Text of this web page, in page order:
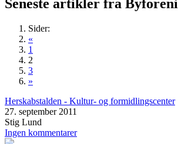
Seneste artikler fra
Sider:
«
1
2
3
»
Herskabstalden - Kultur- og formidlingscenter
27. september 2011
Stig Lund
Ingen kommentarer